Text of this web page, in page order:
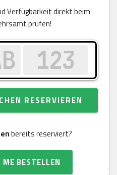
Verfügbarkeit direkt beim
prüfen!
RESERVIEREN
bereits reserviert?
ME BESTELLEN